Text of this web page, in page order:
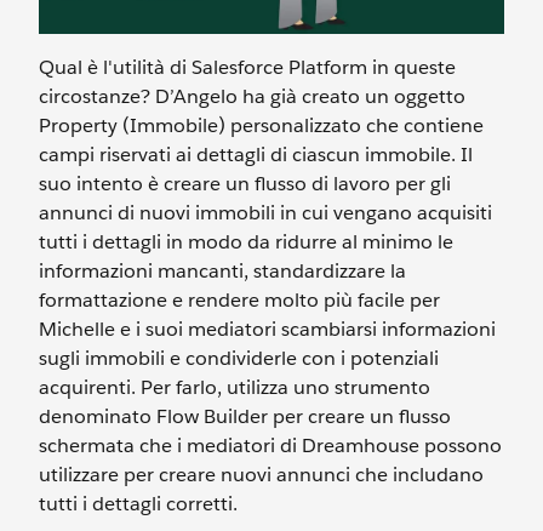
Qual è l'utilità di Salesforce Platform in queste
circostanze? D’Angelo ha già creato un oggetto
Property (Immobile) personalizzato che contiene
campi riservati ai dettagli di ciascun immobile. Il
suo intento è creare un flusso di lavoro per gli
annunci di nuovi immobili in cui vengano acquisiti
tutti i dettagli in modo da ridurre al minimo le
informazioni mancanti, standardizzare la
formattazione e rendere molto più facile per
Michelle e i suoi mediatori scambiarsi informazioni
sugli immobili e condividerle con i potenziali
acquirenti. Per farlo, utilizza uno strumento
denominato Flow Builder per creare un flusso
schermata che i mediatori di Dreamhouse possono
utilizzare per creare nuovi annunci che includano
tutti i dettagli corretti.